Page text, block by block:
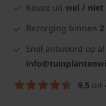
Keuze uit wel / niet
Bezorging binnen
Snel antwoord op
9.5 uit